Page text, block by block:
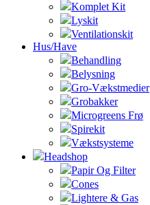
Komplet Kit
Lyskit
Ventilationskit
Hus/Have
Behandling
Belysning
Gro-Vækstmedier
Grobakker
Microgreens Frø
Spirekit
Vækstsysteme
Headshop
Papir Og Filter
Cones
Lightere & Gas